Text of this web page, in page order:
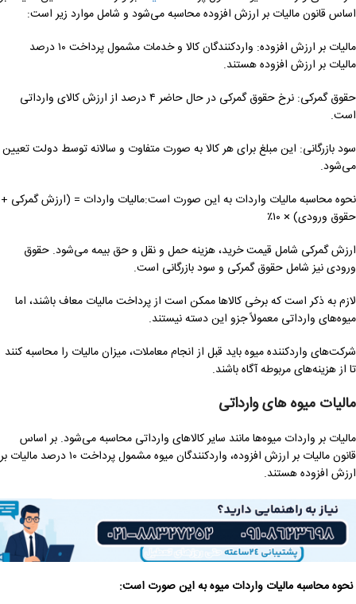
اساس قانون مالیات بر ارزش افزوده محاسبه می‌شود و شامل موارد زیر است:
مالیات بر ارزش افزوده: واردکنندگان کالا و خدمات مشمول پرداخت ۱۰ درصد
مالیات بر ارزش افزوده هستند.
حقوق گمرکی: نرخ حقوق گمرکی در حال حاضر ۴ درصد از ارزش کالای وارداتی
است.
سود بازرگانی: این مبلغ برای هر کالا به صورت متفاوت و سالانه توسط دولت تعیین
می‌شود.
نحوه محاسبه مالیات واردات به این صورت است:مالیات واردات = (ارزش گمرکی +
حقوق ورودی) × ۱۰٪
ارزش گمرکی شامل قیمت خرید، هزینه حمل و نقل و حق بیمه می‌شود. حقوق
ورودی نیز شامل حقوق گمرکی و سود بازرگانی است.
لازم به ذکر است که برخی کالاها ممکن است از پرداخت مالیات معاف باشند، اما
میوه‌های وارداتی معمولاً جزو این دسته نیستند.
شرکت‌های واردکننده میوه باید قبل از انجام معاملات، میزان مالیات را محاسبه کنند
تا از هزینه‌های مربوطه آگاه باشند.
مالیات میوه های وارداتی
مالیات بر واردات میوه‌ها مانند سایر کالاهای وارداتی محاسبه می‌شود. بر اساس
قانون مالیات بر ارزش افزوده، واردکنندگان میوه مشمول پرداخت ۱۰ درصد مالیات بر
ارزش افزوده هستند.
نحوه محاسبه مالیات واردات میوه به این صورت است: